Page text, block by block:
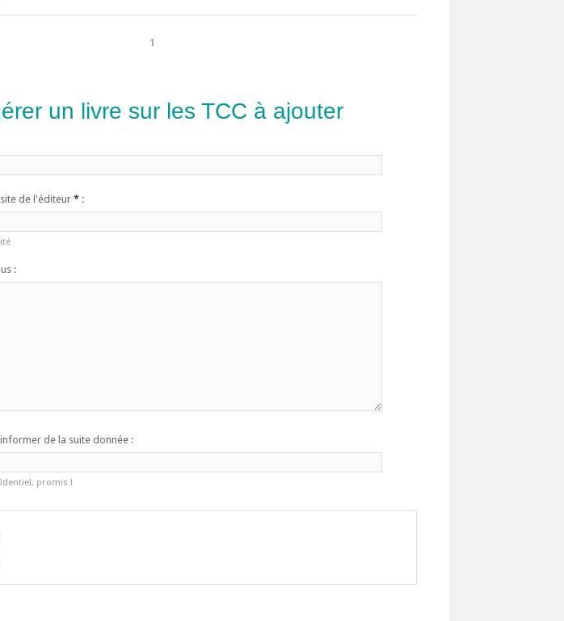
1
un livre sur les TCC à ajouter
de l'éditeur * :
:
de la suite donnée :
promis !